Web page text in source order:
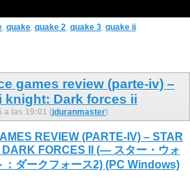
, quake, quake 2, quake 3, quake ii
games review (parte-iv) –
knight: Dark forces ii
a las 19:01 (jduranmaster)
REVIEW (PARTE-IV) – STAR
FORCES II (— スター・ウォ
：ダークフォース2) (PC Windows)